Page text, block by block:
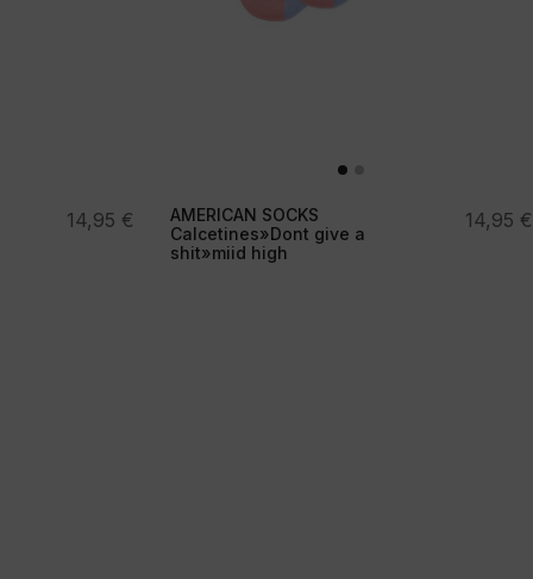
14,95 €
AMERICAN SOCKS
Calcetines»Dont give a
shit»miid high
14,95 €